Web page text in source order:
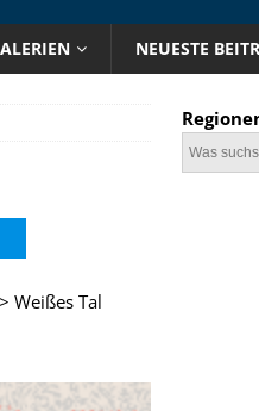
NEUESTE
> Weißes Tal